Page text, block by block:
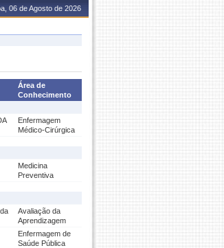
06 de Agosto de 2026
Área de
Conhecimento
Enfermagem
Médico-Cirúrgica
Medicina
Preventiva
Avaliação da
Aprendizagem
Enfermagem de
Saúde Pública